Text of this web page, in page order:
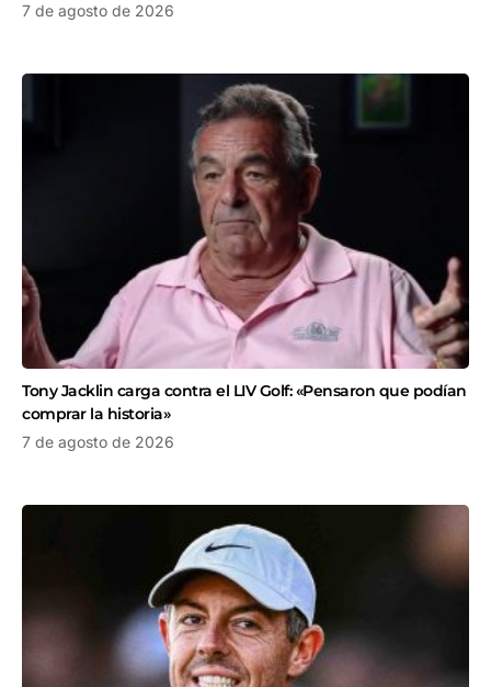
7 de agosto de 2026
Tony Jacklin carga contra el LIV Golf: «Pensaron que podían
comprar la historia»
7 de agosto de 2026